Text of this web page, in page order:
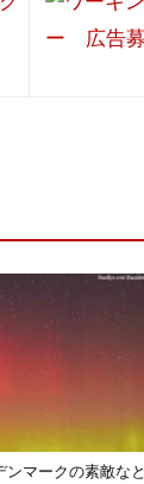
ンマークの素敵なと